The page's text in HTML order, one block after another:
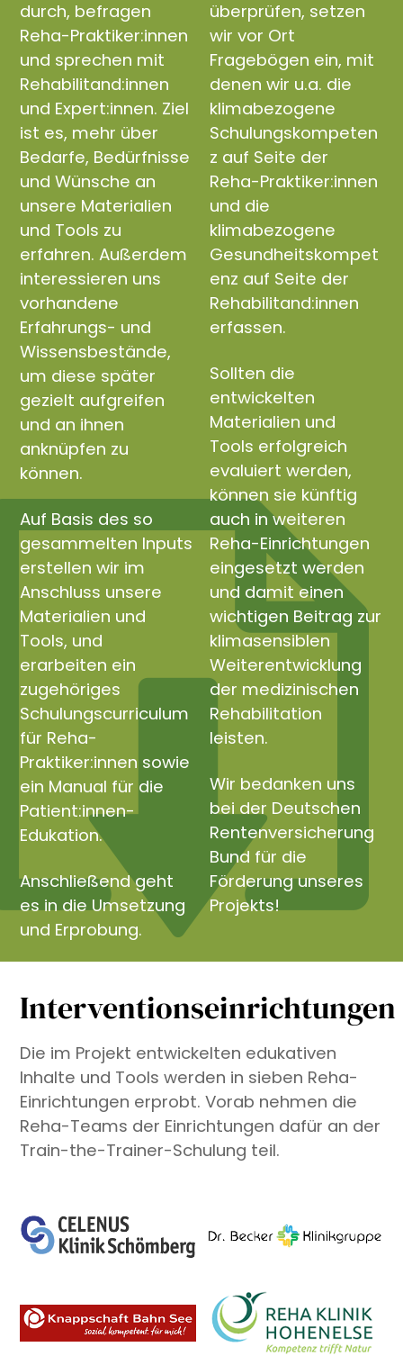
durch, befragen
Reha-Praktiker:innen
und sprechen mit
Rehabilitand:innen
und Expert:innen. Ziel
ist es, mehr über
Bedarfe, Bedürfnisse
und Wünsche an
unsere Materialien
und Tools zu
erfahren. Außerdem
interessieren uns
vorhandene
Erfahrungs- und
Wissensbestände,
um diese später
gezielt aufgreifen
und an ihnen
anknüpfen zu
können.
Auf Basis des so
gesammelten Inputs
erstellen wir im
Anschluss unsere
Materialien und
Tools, und
erarbeiten ein
zugehöriges
Schulungscurriculum
für Reha-
Praktiker:innen sowie
ein Manual für die
Patient:innen-
Edukation.
Anschließend geht
es in die Umsetzung
und Erprobung.
überprüfen, setzen
wir vor Ort
Fragebögen ein, mit
denen wir u.a. die
klimabezogene
Schulungskompeten
z auf Seite der
Reha-Praktiker:innen
und die
klimabezogene
Gesundheitskompet
enz auf Seite der
Rehabilitand:innen
erfassen.
Sollten die
entwickelten
Materialien und
Tools erfolgreich
evaluiert werden,
können sie künftig
auch in weiteren
Reha-Einrichtungen
eingesetzt werden
und damit einen
wichtigen Beitrag zur
klimasensiblen
Weiterentwicklung
der medizinischen
Rehabilitation
leisten.
Wir bedanken uns
bei der Deutschen
Rentenversicherung
Bund für die
Förderung unseres
Projekts!
Interventionseinrichtungen
Die im Projekt entwickelten edukativen
Inhalte und Tools werden in sieben Reha-
Einrichtungen erprobt. Vorab nehmen die
Reha-Teams der Einrichtungen dafür an der
Train-the-Trainer-Schulung teil.